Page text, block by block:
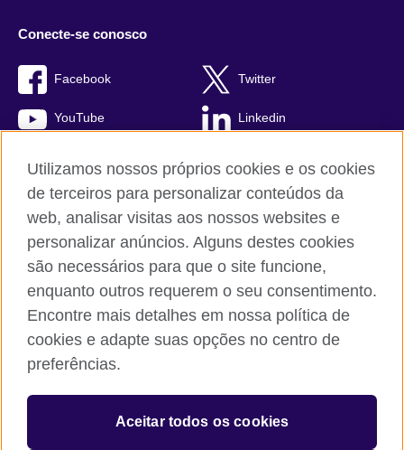
Conecte-se conosco
Facebook Twitter
YouTube Linkedin
British Council global
Comentários e reclamações
Política de privacidade e termos de uso
© 2026 British Council
The United Kingdom’s international organisation for cultural
Utilizamos nossos próprios cookies e os cookies
de terceiros para personalizar conteúdos da
web, analisar visitas aos nossos websites e
personalizar anúncios. Alguns destes cookies
são necessários para que o site funcione,
enquanto outros requerem o seu consentimento.
Encontre mais detalhes em nossa política de
cookies e adapte suas opções no centro de
preferências.
Aceitar todos os cookies